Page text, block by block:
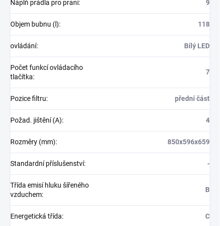
Náplň prádla pro praní: 9
Objem bubnu (l): 118
ovládání: Bílý LED
Počet funkcí ovládacího
tlačítka:
7
Pozice filtru: přední část
Požad. jištění (A): 4
Rozměry (mm): 850x596x659
Standardní příslušenství: -
Třída emisí hluku šířeného
vzduchem:
B
Energetická třída: C